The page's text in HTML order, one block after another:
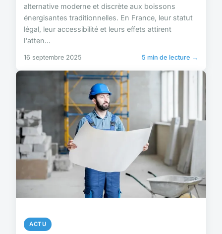
alternative moderne et discrète aux boissons
énergisantes traditionnelles. En France, leur statut
légal, leur accessibilité et leurs effets attirent
l'atten...
16 septembre 2025 5 min de lecture →
ACTU